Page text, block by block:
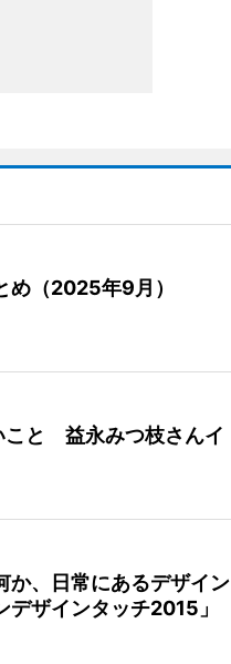
め（2025年9月）
こと 益永みつ枝さんイ
か、日常にあるデザイン
ザインタッチ2015」